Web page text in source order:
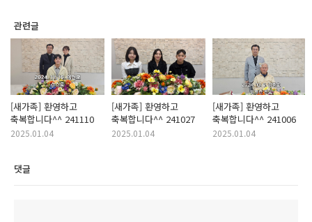
관련글
[새가족] 환영하고
축복합니다^^ 241110
2025.01.04
[새가족] 환영하고
축복합니다^^ 241027
2025.01.04
[새가족] 환영하고
축복합니다^^ 241006
2025.01.04
댓글